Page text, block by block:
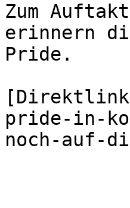
Zum
erinnern
Pride.
pride-in-
noch-auf-